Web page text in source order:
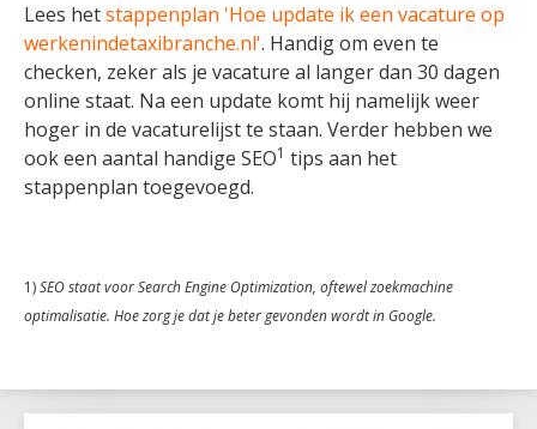
Lees hetstappenplan 'Hoe update ik een vacature op
werkenindetaxibranche.nl'. Handig om even te
checken, zeker als je vacature al langer dan 30 dagen
online staat. Na een update komt hij namelijk weer
hoger in de vacaturelijst te staan. Verder hebben we
ook een aantal handige SEO1 tips aan het
stappenplan toegevoegd.
1)SEO staat voor Search Engine Optimization, oftewel zoekmachine
optimalisatie. Hoe zorg je dat je beter gevonden wordt in Google.